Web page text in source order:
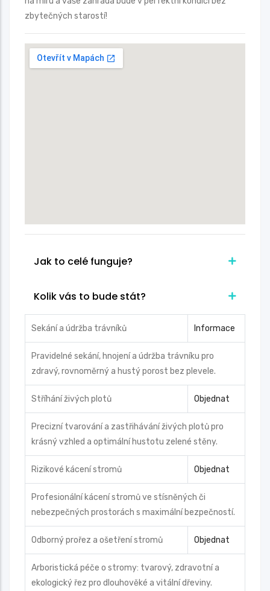
zbytečných starostí!
Jak to celé funguje?
Kolik vás to bude stát?
Sekání a údržba trávníků Informace
Pravidelné sekání, hnojení a údržba trávníku pro
zdravý, rovnoměrný a hustý porost bez plevele.
Stříhání živých plotů Objednat
Precizní tvarování a zastřihávání živých plotů pro
krásný vzhled a optimální hustotu zelené stěny.
Rizikové kácení stromů Objednat
Profesionální kácení stromů ve stísněných či
nebezpečných prostorách s maximální bezpečností.
Odborný prořez a ošetření stromů Objednat
Arboristická péče o stromy: tvarový, zdravotní a
ekologický řez pro dlouhověké a vitální dřeviny.